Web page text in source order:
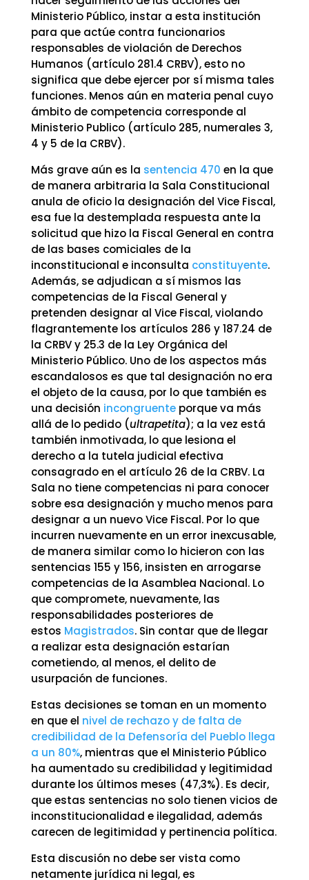
Ministerio Público, instar a esta institución
para que actúe contra funcionarios
responsables de violación de Derechos
Humanos (artículo 281.4 CRBV), esto no
significa que debe ejercer por sí misma tales
funciones. Menos aún en materia penal cuyo
ámbito de competencia corresponde al
Ministerio Publico (artículo 285, numerales 3,
4 y 5 de la CRBV).
Más grave aún es la sentencia 470 en la que
de manera arbitraria la Sala Constitucional
anula de oficio la designación del Vice Fiscal,
esa fue la destemplada respuesta ante la
solicitud que hizo la Fiscal General en contra
de las bases comiciales de la
inconstitucional e inconsulta constituyente.
Además, se adjudican a sí mismos las
competencias de la Fiscal General y
pretenden designar al Vice Fiscal, violando
flagrantemente los artículos 286 y 187.24 de
la CRBV y 25.3 de la Ley Orgánica del
Ministerio Público. Uno de los aspectos más
escandalosos es que tal designación no era
el objeto de la causa, por lo que también es
una decisión incongruenteporque va más
allá de lo pedido (ultrapetita); a la vez está
también inmotivada, lo que lesiona el
derecho a la tutela judicial efectiva
consagrado en el artículo 26 de la CRBV. La
Sala no tiene competencias ni para conocer
sobre esa designación y mucho menos para
designar a un nuevo Vice Fiscal. Por lo que
incurren nuevamente en un error inexcusable,
de manera similar como lo hicieron con las
sentencias 155 y 156, insisten en arrogarse
competencias de la Asamblea Nacional. Lo
que compromete, nuevamente, las
responsabilidades posteriores de
estos Magistrados. Sin contar que de llegar
a realizar esta designación estarían
cometiendo, al menos, el delito de
usurpación de funciones.
Estas decisiones se toman en un momento
en que el nivel de rechazo y de falta de
credibilidad de la Defensoría del Pueblo llega
a un 80%, mientras que el Ministerio Público
ha aumentado su credibilidad y legitimidad
durante los últimos meses (47,3%). Es decir,
que estas sentencias no solo tienen vicios de
inconstitucionalidad e ilegalidad, además
carecen de legitimidad y pertinencia política.
Esta discusión no debe ser vista como
netamente jurídica ni legal, es